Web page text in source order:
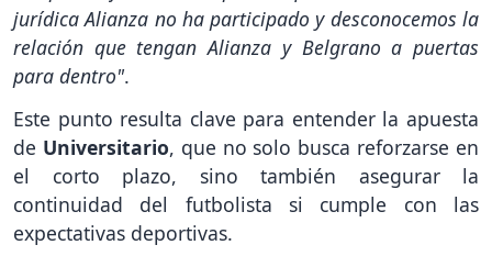
jurídica Alianza no ha participado y desconocemos la
relación que tengan Alianza y Belgrano a puertas
para dentro".
Este punto resulta clave para entender la apuesta
de Universitario, que no solo busca reforzarse en
el corto plazo, sino también asegurar la
continuidad del futbolista si cumple con las
expectativas deportivas.